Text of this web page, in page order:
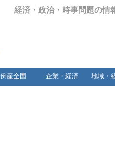
経済・政治・時事問題の情
倒産全国 企業・経済 地域・